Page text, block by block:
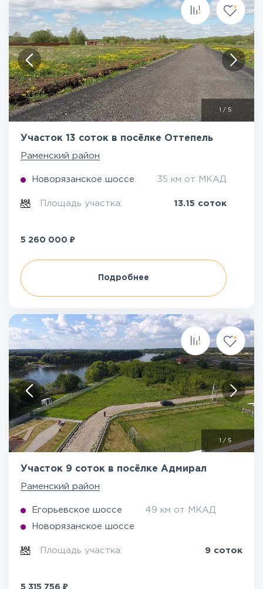
1/ 5
Участок 13 соток в посёлке Оттепель
Раменский район
Новорязанское шоссе 35 км от МКАД
Площадь участка: 13.15 соток
5 260 000 ₽
Подробнее
/ 5
Участок 9 соток в посёлке Адмирал
Раменский район
Егорьевское шоссе 49 км от МКАД
Новорязанское шоссе
Площадь участка: 9 соток
5 315 756 ₽